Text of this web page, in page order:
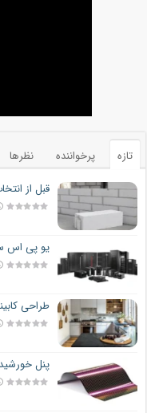
تازه پرخواننده نظرها
قبل از
یو پی اس
طراحی
پنل